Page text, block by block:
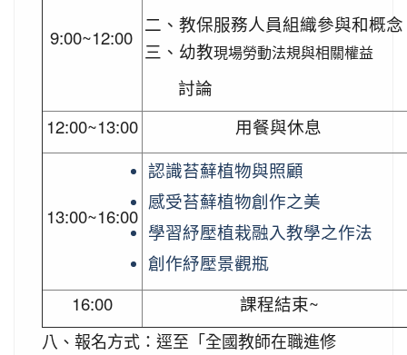
9:00~12:00
二、教保服務人員組織參與和概念
三、幼教現場勞動法規與相關權益
討論
12:00~13:00
用餐與休息
13:00~16:00
認識苔蘚植物與照顧
感受苔蘚植物創作之美
學習紓壓植栽融入教學之作法
創作紓壓景觀瓶
16:00
課程結束~
八、報名方式：逕至「全國教師在職進修